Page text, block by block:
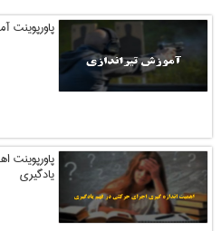
پاورپوینت
پاورپوینت
یادگیری